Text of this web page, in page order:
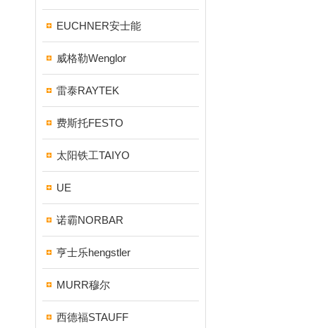
EUCHNER安士能
威格勒Wenglor
雷泰RAYTEK
费斯托FESTO
太阳铁工TAIYO
UE
诺霸NORBAR
亨士乐hengstler
MURR穆尔
西德福STAUFF